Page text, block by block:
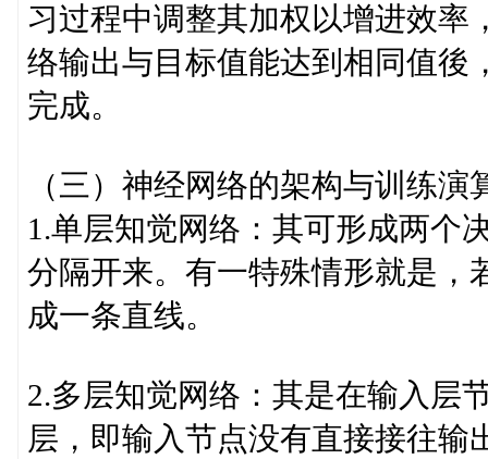
习过程中调整其加权以增进效率
络输出与目标值能达到相同值後
完成。
（三）神经网络的架构与训练演
1.单层知觉网络：其可形成两个
分隔开来。有一特殊情形就是，
成一条直线。
2.多层知觉网络：其是在输入层
层，即输入节点没有直接接往输